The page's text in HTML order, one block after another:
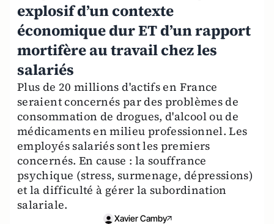
explosif d’un contexte
économique dur ET d’un rapport
mortifère au travail chez les
salariés
Plus de 20 millions d'actifs en France
seraient concernés par des problèmes de
consommation de drogues, d'alcool ou de
médicaments en milieu professionnel. Les
employés salariés sont les premiers
concernés. En cause : la souffrance
psychique (stress, surmenage, dépressions)
et la difficulté à gérer la subordination
salariale.
Xavier Camby